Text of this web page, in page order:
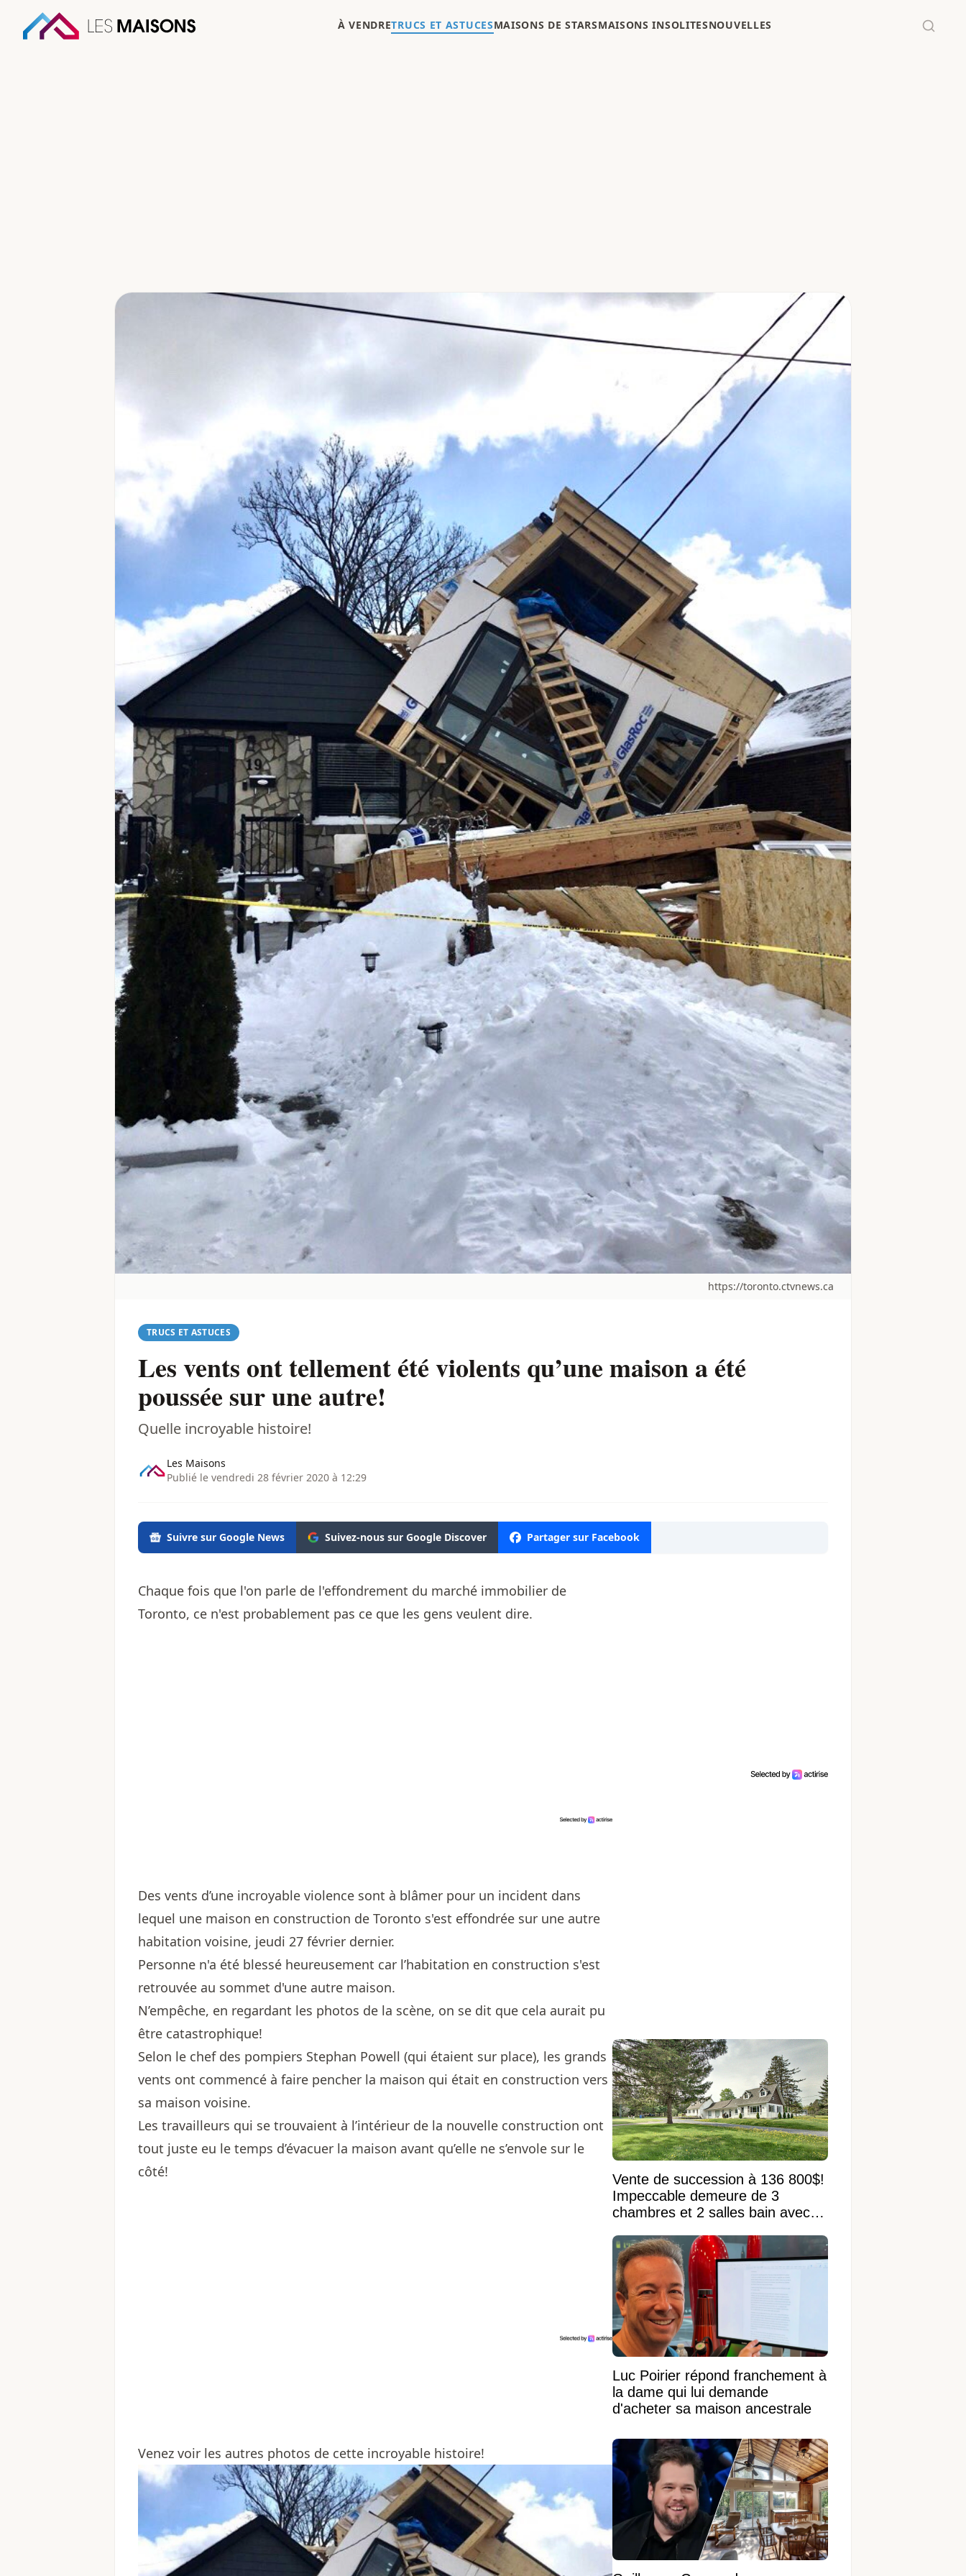
À VENDRETRUCS ET ASTUCESMAISONS DE STARSMAISONS INSOLITESNOUVELLES
https://toronto.ctvnews.ca
TRUCS ET ASTUCES
Les vents ont tellement été violents qu’une maison a été
poussée sur une autre!
Quelle incroyable histoire!
Les Maisons
Publié le vendredi 28 février 2020 à 12:29
Suivre sur Google News Suivez-nous sur Google Discover Partager sur Facebook
Chaque fois que l'on parle de l'effondrement du marché immobilier de
Toronto, ce n'est probablement pas ce que les gens veulent dire.
Des vents d’une incroyable violence sont à blâmer pour un incident dans
lequel une maison en construction de Toronto s'est effondrée sur une autre
habitation voisine, jeudi 27 février dernier.
Personne n'a été blessé heureusement car l’habitation en construction s'est
retrouvée au sommet d'une autre maison.
N’empêche, en regardant les photos de la scène, on se dit que cela aurait pu
être catastrophique!
Selon le chef des pompiers Stephan Powell (qui étaient sur place), les grands
vents ont commencé à faire pencher la maison qui était en construction vers
sa maison voisine.
Les travailleurs qui se trouvaient à l’intérieur de la nouvelle construction ont
tout juste eu le temps d’évacuer la maison avant qu’elle ne s’envole sur le
côté!
Venez voir les autres photos de cette incroyable histoire!
Vente de succession à 136 800$!
Impeccable demeure de 3
chambres et 2 salles bain avec
Luc Poirier répond franchement à
la dame qui lui demande
d'acheter sa maison ancestrale